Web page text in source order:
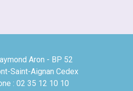
Aron - BP 52
Saint-Aignan Cedex
: 02 35 12 10 10